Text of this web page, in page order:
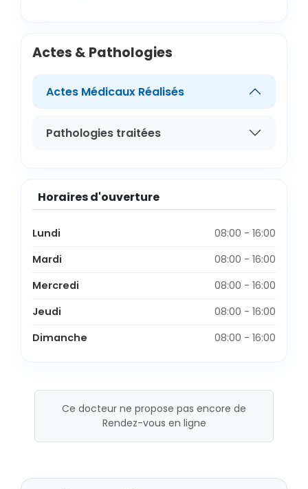
Actes & Pathologies
Actes Médicaux Réalisés
Pathologies traitées
Horaires d'ouverture
Lundi
08:00 - 16:00
Mardi
08:00 - 16:00
Mercredi
08:00 - 16:00
Jeudi
08:00 - 16:00
Dimanche
08:00 - 16:00
Ce docteur ne propose pas encore de
Rendez-vous en ligne